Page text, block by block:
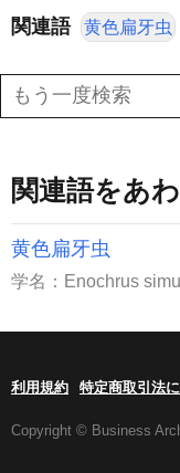
関連語 黄色扁牙虫
関連語をあ
黄色扁牙虫
学名：Enochrus
利用規約 特定商取引法
Copyright © Business